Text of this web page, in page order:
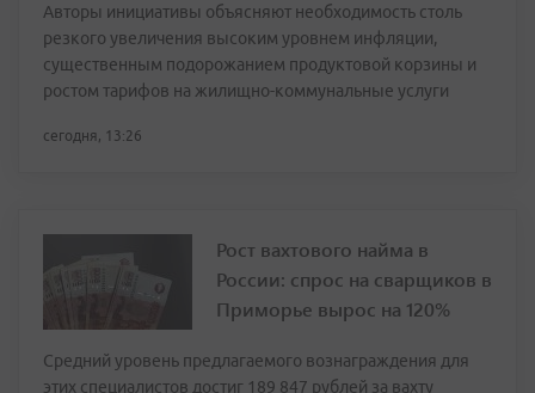
Авторы инициативы объясняют необходимость столь
резкого увеличения высоким уровнем инфляции,
существенным подорожанием продуктовой корзины и
ростом тарифов на жилищно-коммунальные услуги
сегодня, 13:26
Рост вахтового найма в
России: спрос на сварщиков в
Приморье вырос на 120%
Средний уровень предлагаемого вознаграждения для
этих специалистов достиг 189 847 рублей за вахту